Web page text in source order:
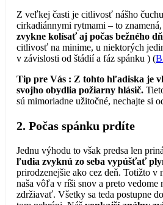
Z veľkej časti je citlivosť nášho
cirkadiánnymi rytmami – to
zvykne kolísať aj počas bežného
citlivosť na minime, u niektorých
v závislosti od štádií a fáz spánku ) (
Tip pre Vás : Z tohto hľadiska je
svojho obydlia požiarny hlásič.
sú mimoriadne užitočné, nechajte si
2. Počas spánku prdíte
Jednu výhodu to však predsa len
ľudia zvyknú zo seba vypúšťať
prirodzenejšie ako cez deň. Totižto v
naša vôľa v ríši snov a preto vedome
zdržiavať. Všetky sa teda postupne